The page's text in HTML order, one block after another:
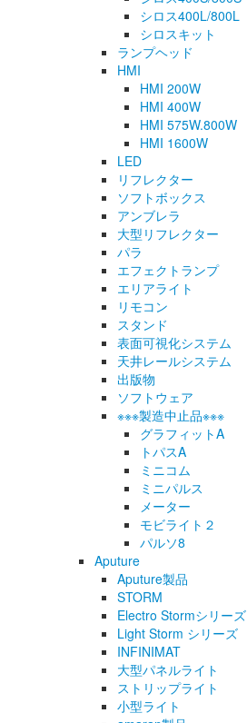
シロス400L/800L
シロスキット
ランプヘッド
HMI
HMI 200W
HMI 400W
HMI 575W.800W
HMI 1600W
LED
リフレクター
ソフトボックス
アンブレラ
大型リフレクター
パラ
エフェクトランプ
エリアライト
リモコン
スタンド
表面可視化システム
天井レールシステム
出版物
ソフトウェア
※※※製造中止品※※※
グラフィットA
トパスA
ミニコム
ミニパルス
メーター
モビライト２
パルソ8
Aputure
Aputure製品
STORM
Electro Stormシリーズ
Light Storm シリーズ
INFINIMAT
大型パネルライト
ストリップライト
小型ライト